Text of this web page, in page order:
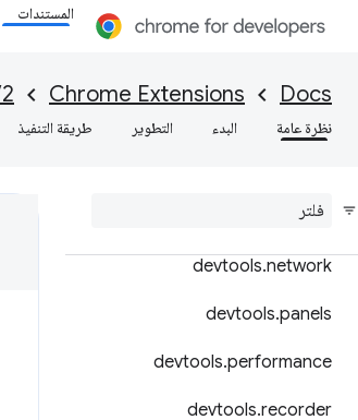
المستندات
Docs
Chrome Extensions
نظرة عامة البدء التطوير طريقة التنفيذ
declarativeContent
declarativeWebRequest
Window
devtools.network
devtools.panels
devtools.performance
devtools.recorder